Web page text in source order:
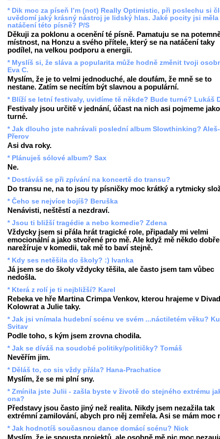
* Dik moc za píseň I’m (not) Really Optimistic, při poslechu si
uvědomí jaký krásný nástroj je lidský hlas. Jaké pocity jsi měla
natáčení této písně? P/S
Děkuji za poklonu a ocenění té písně. Pamatuju se na
místnost, na Honzu a svého přítele, který se na natáčení taky
podílel, na velkou podporu a energii.
* Myslíš si, že sláva a popularita může hodně změnit tvoji
Eva C.
Myslím, že je to velmi jednoduché, ale doufám, že mně se to
nestane. Zatím se necítím být slavnou a populární.
* Blíží se letní festivaly, uvidíme tě někde? Bude turné? Lukáš
Festivaly jsou určitě v jednání, účast na nich asi pojmeme jako
turné.
* Jak dlouho jste nahrávali poslední album Slowthinking? Aleš-
Přerov
Asi dva roky.
* Plánuješ sólové album? Sax
Ne.
* Dostáváš se při zpívání na koncertě do transu?
Do transu ne, na to jsou ty písničky moc krátký a rytmicky
* Čeho se nejvíce bojíš? Beruška
Nenávisti, neštěstí a nezdraví.
* Jsou ti bližší tragédie a nebo komedie? Zdena
Vždycky jsem si přála hrát tragické role, připadaly mi velmi
emocionální a jako stvořené pro mě. Ale když mě někdo dobře
narežíruje v komedii, tak mě to baví stejně.
* Kdy ses netěšila do školy? :) Ivanka
Já jsem se do školy vždycky těšila, ale často jsem tam vůbec
nedošla.
* Která z rolí je ti nejbližší? Karel
Rebeka ve hře Martina Crimpa Venkov, kterou hrajeme v
Kolowrat a Julie taky.
* Jak jsi vnímala hudební scénu ve svém ...náctiletém věku?
Svitav
Podle toho, s kým jsem zrovna chodila.
* Jak se díváš na soudobé politiky/političky? Tomáš
Nevěřím jim.
* Děláš to, co sis vždy přála? Hana-Prachatice
Myslím, že se mi plní sny.
* Zmínila jste Julii - zašla byste v životě do stejného extrému
ona?
Představy jsou často jiný než realita. Nikdy jsem nezažila tak
extrémní zamilování, abych pro něj zemřela. Asi se mám moc
* Jak hodnotíš současnou dance domácí scénu? Nick